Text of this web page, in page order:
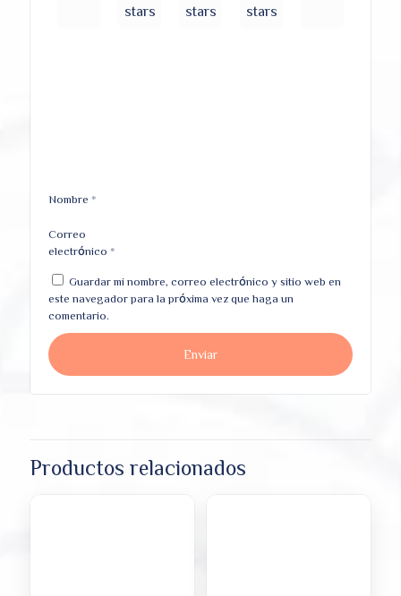
stars
stars
stars
Nombre *
Correo
electrónico *
Guardar mi nombre, correo electrónico y sitio web en
este navegador para la próxima vez que haga un
comentario.
Productos relacionados